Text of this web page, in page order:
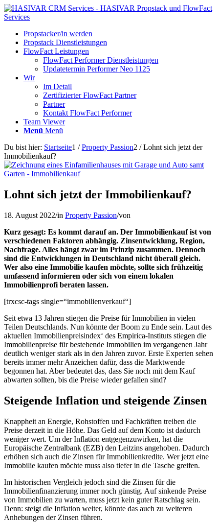
Propstacker/in werden
Propstack Dienstleistungen
FlowFact Leistungen
FlowFact Performer Dienstleistungen
Updatetermin Performer Neo 1125
Wir
Im Detail
Zertifizierter FlowFact Partner
Partner
Kontakt FlowFact Performer
Team Viewer
Menü Menü
Du bist hier: Startseite1 / Property Passion2 / Lohnt sich jetzt der
Immobilienkauf?
Lohnt sich jetzt der Immobilienkauf?
18. August 2022/in Property Passion/von
Kurz gesagt: Es kommt darauf an. Der Immobilienkauf ist von
verschiedenen Faktoren abhängig. Zinsentwicklung, Region,
Nachfrage. Alles hängt zwar im Prinzip zusammen. Dennoch
sind die Entwicklungen in Deutschland nicht überall gleich.
Wer also eine Immobilie kaufen möchte, sollte sich frühzeitig
umfassend informieren oder sich von einem lokalen
Immobilienprofi beraten lassen.
[trxcsc-tags single=“immobilienverkauf“]
Seit etwa 13 Jahren stiegen die Preise für Immobilien in vielen
Teilen Deutschlands. Nun könnte der Boom zu Ende sein. Laut des
aktuellen Immobilienpreisindex‘ des Empirica-Instituts stiegen die
Immobilienpreise für bestehende Immobilien im vergangenen Jahr
deutlich weniger stark als in den Jahren zuvor. Erste Experten sehen
bereits immer mehr Anzeichen dafür, dass die Marktwende
begonnen hat. Aber bedeutet das, dass Sie noch mit dem Kauf
abwarten sollten, bis die Preise wieder gefallen sind?
Steigende Inflation und steigende Zinsen
Knappheit an Energie, Rohstoffen und Fachkräften treiben die
Preise derzeit in die Höhe. Das Geld auf dem Konto ist dadurch
weniger wert. Um der Inflation entgegenzuwirken, hat die
Europäische Zentralbank (EZB) den Leitzins angehoben. Dadurch
erhöhen sich auch die Zinsen für Immobilienkredite. Wer jetzt eine
Immobilie kaufen möchte muss also tiefer in die Tasche greifen.
Im historischen Vergleich jedoch sind die Zinsen für die
Immobilienfinanzierung immer noch günstig. Auf sinkende Preise
von Immobilien zu warten, muss jetzt kein guter Ratschlag sein.
Denn: steigt die Inflation weiter, könnte das auch zu weiteren
Anhebungen der Zinsen führen.